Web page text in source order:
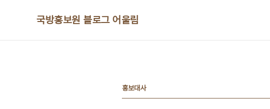
국방홍보원 블로그 어울림
홍보대사